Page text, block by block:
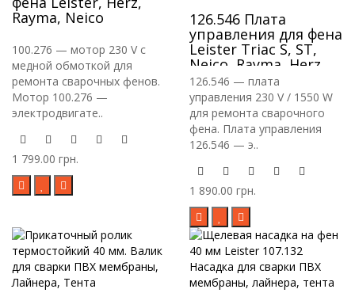
Rayma, Neico
100.276 — мотор 230 V с
медной обмоткой для
ремонта сварочных фенов.
Мотор 100.276 —
электродвигате..
1 799.00 грн.
126.546 Плата
управления для фена
Leister Triac S, ST,
Neico, Rayma, Herz
126.546 — плата
управления 230 V / 1550 W
для ремонта сварочного
фена. Плата управления
126.546 — э..
1 890.00 грн.